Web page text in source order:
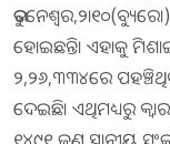
ହୋଇଛନ୍ତି। ଏହାକୁ
୨,୨୬,୩୩୪ରେ
ଦେଇଛି। ଏଥିମଧ୍ୟରୁ